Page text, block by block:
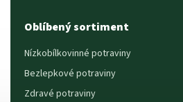
Oblíbený sortiment
Nízkobílkovinné potraviny
Bezlepkové potraviny
Zdravé potraviny